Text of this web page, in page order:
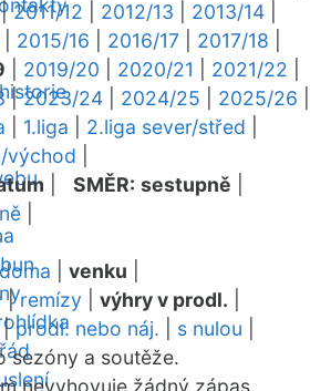
2011/12 2012/13 2013/14
2015/16 2016/17 2017/18
2019/20 2020/21 2021/22
|2023/24 2024/25 2025/26
1.liga 2.liga sever/střed
východ
SMĚR: sestupně
doma venku
|remízy výhry v prodl.
prodl. nebo náj. s nulou
sezóny a soutěže.
nevyhovuje žádný zápas.